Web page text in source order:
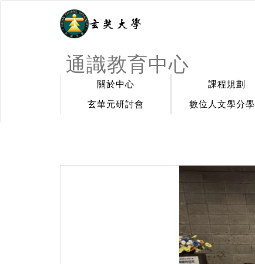
通識教育中心
關於中心 課程規劃
玄華元研討會
數位人文學分